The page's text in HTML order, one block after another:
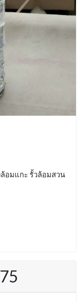
อมแกะ รั้วล้อมสวน